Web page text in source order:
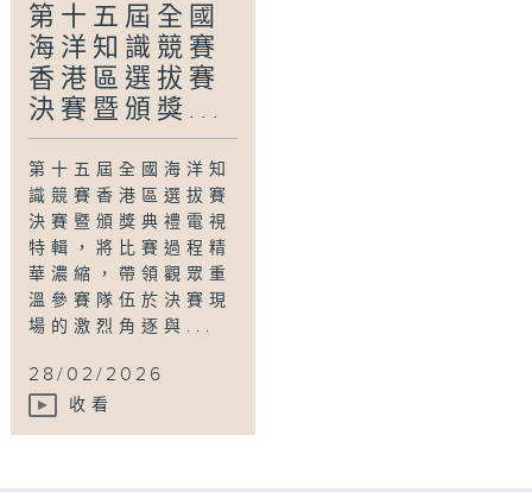
第十五屆全國
海洋知識競賽
香港區選拔賽
決賽暨頒獎...
第十五屆全國海洋知
識競賽香港區選拔賽
決賽暨頒獎典禮電視
特輯，將比賽過程精
華濃縮，帶領觀眾重
溫參賽隊伍於決賽現
場的激烈角逐與...
28/02/2026
收看